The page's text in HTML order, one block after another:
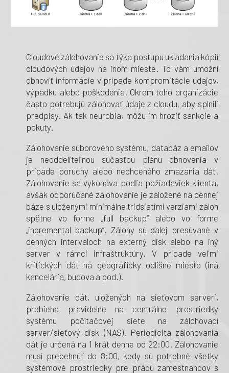
Cloudové zálohovanie sa týka postupu ukladania kópií
cloudových údajov na inom mieste. To vám umožní
obnoviť informácie v prípade kompromitácie údajov,
výpadku alebo poškodenia. Okrem toho organizácie
často potrebujú zálohovať údaje z cloudu, aby splnili
predpisy. Ak tak neurobia, môžu im hroziť sankcie a
pokuty.
Zálohovanie súborového systému, databáz a emailov
je neoddeliteľnou súčasťou plánu obnovenia v
prípade poruchy alebo nechceného zmazania dát.
Zálohovanie sa vykonáva podľa požiadaviek klienta,
avšak odporúčané zálohovanie je založené na dennej
báze s uloženými minimálne tridsiatimi verziami záloh
spätne vo forme „full backup“ alebo vo forme
„incremental backup“. Zálohy sú ďalej presúvané v
denných intervaloch na externý disk alebo na iný
server v rámci infraštruktúry. V prípade veľmi
kritických dát na geograficky odlišné miesto (iná
kancelária, budova a pod.).
Zálohovanie dát, uložených na sieťovom serveri,
prebieha pravidelne na centrálne prostriedky
systému počítačovej siete na zálohovací
server/sieťový disk (NAS). Periodicita zálohovania
dát je určená na 1 krát denne od 22:00. Zálohovanie
musí prebehnúť do 8:00, kedy sú potrebné všetky
systémové prostriedky pre prácu zamestnancov s